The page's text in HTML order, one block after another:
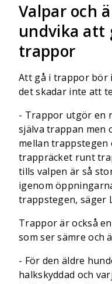
Valpar och
undvika att
trappor
Att gå i trappor bör
det skadar inte att
- Trappor utgör en
själva trappan men
mellan
trappräcket runt
tills valpen är så
igenom
trappstegen, säger
Trappor är också
som ser sämre och
- För den äldre
halkskyddad och